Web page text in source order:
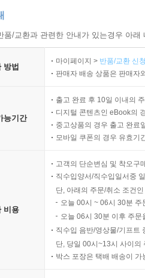
/교환과 관련한 안내가 있는경우 아
방법
마이페이지 > 반품/교환 신
판매자 배송 상품은 판매자
능기간
출고 완료 후 10일 이내의
디지털 콘텐츠인 eBook의
중고상품의 경우 출고 완료
모바일 쿠폰의 경우 유효기
비용
고객의 단순변심 및 착오구
직수입양서/직수입일서중
단, 아래의 주문/취소 조건
오늘 00시 ~ 06시 30분
오늘 06시 30분 이후 주
직수입 음반/영상물/기프트
단, 당일 00시~13시 사이의
박스 포장은 택배 배송이